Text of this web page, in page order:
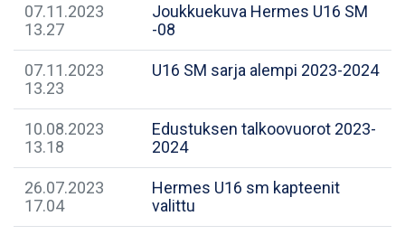
07.11.2023
13.27
Joukkuekuva Hermes U16 SM
-08
07.11.2023
13.23
U16 SM sarja alempi 2023-2024
10.08.2023
13.18
Edustuksen talkoovuorot 2023-
2024
26.07.2023
17.04
Hermes U16 sm kapteenit
valittu